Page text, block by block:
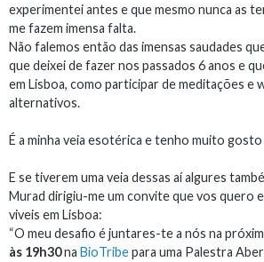
experimentei antes e que mesmo nunca as
me fazem imensa falta.
Não falemos então das imensas saudades
que deixei de fazer nos passados 6 anos e
em Lisboa, como participar de meditações e
alternativos.
É a minha veia esotérica e tenho muito gosto
E se tiverem uma veia dessas aí algures
Murad dirigiu-me um convite que vos quero
viveis em Lisboa:
“O meu desafio é juntares-te a nós na
às 19h30na BioTribepara uma Palestra